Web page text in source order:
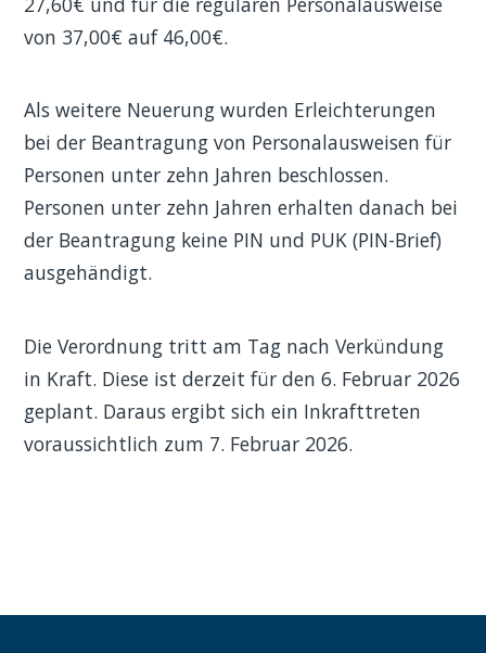
von 37,00€ auf 46,00€.
Als weitere Neuerung wurden Erleichterungen
bei der Beantragung von Personalausweisen für
Personen unter zehn Jahren beschlossen.
Personen unter zehn Jahren erhalten danach bei
der Beantragung keine PIN und PUK (PIN-Brief)
ausgehändigt.
Die Verordnung tritt am Tag nach Verkündung
in Kraft. Diese ist derzeit für den 6. Februar 2026
geplant. Daraus ergibt sich ein Inkrafttreten
voraussichtlich zum 7. Februar 2026.